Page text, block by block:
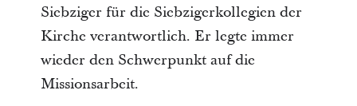
Siebziger für die Siebzigerkollegien der
Kirche verantwortlich. Er legte immer
wieder den Schwerpunkt auf die
Missionsarbeit.